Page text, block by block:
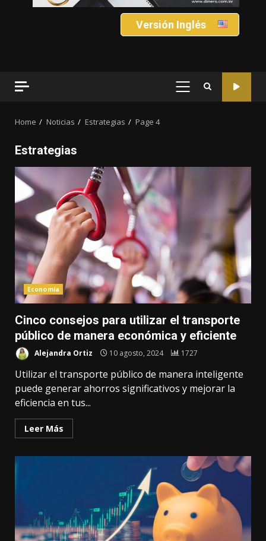
Versión Inglés
PRIMARY
Home Noticias Estrategias Page 4
Estrategias
Economía
Cinco consejos para utilizar el transporte
público de manera económica y eficiente
Alejandra Ortiz 10 agosto, 2024 1727
Utilizar el transporte público de manera inteligente
puede generar ahorros significativos y mejorar la
eficiencia en tus...
Leer Más